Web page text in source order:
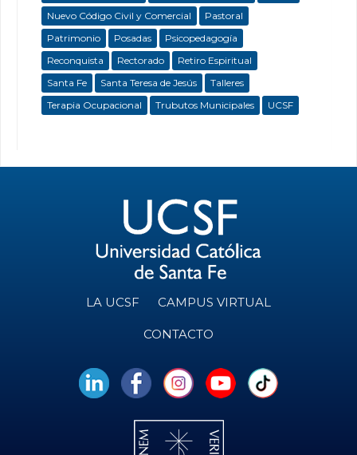
Nuevo Código Civil y Comercial
Pastoral
Patrimonio
Posadas
Psicopedagogía
Reconquista
Rectorado
Retiro Espiritual
Santa Fe
Santa Teresa de Jesús
Talleres
Terapia Ocupacional
Trubutos Municipales UCSF
LA UCSF CAMPUS VIRTUAL
CONTACTO